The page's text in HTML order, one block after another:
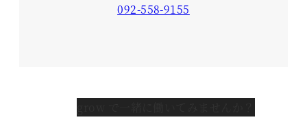
092-558-9155